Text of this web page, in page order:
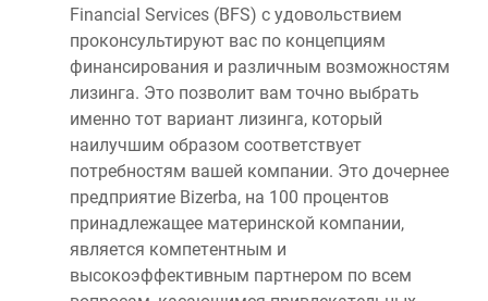
Financial Services (BFS) с удовольствием
проконсультируют вас по концепциям
финансирования и различным возможностям
лизинга. Это позволит вам точно выбрать
именно тот вариант лизинга, который
наилучшим образом соответствует
потребностям вашей компании. Это дочернее
предприятие Bizerba, на 100 процентов
принадлежащее материнской компании,
является компетентным и
высокоэффективным партнером по всем